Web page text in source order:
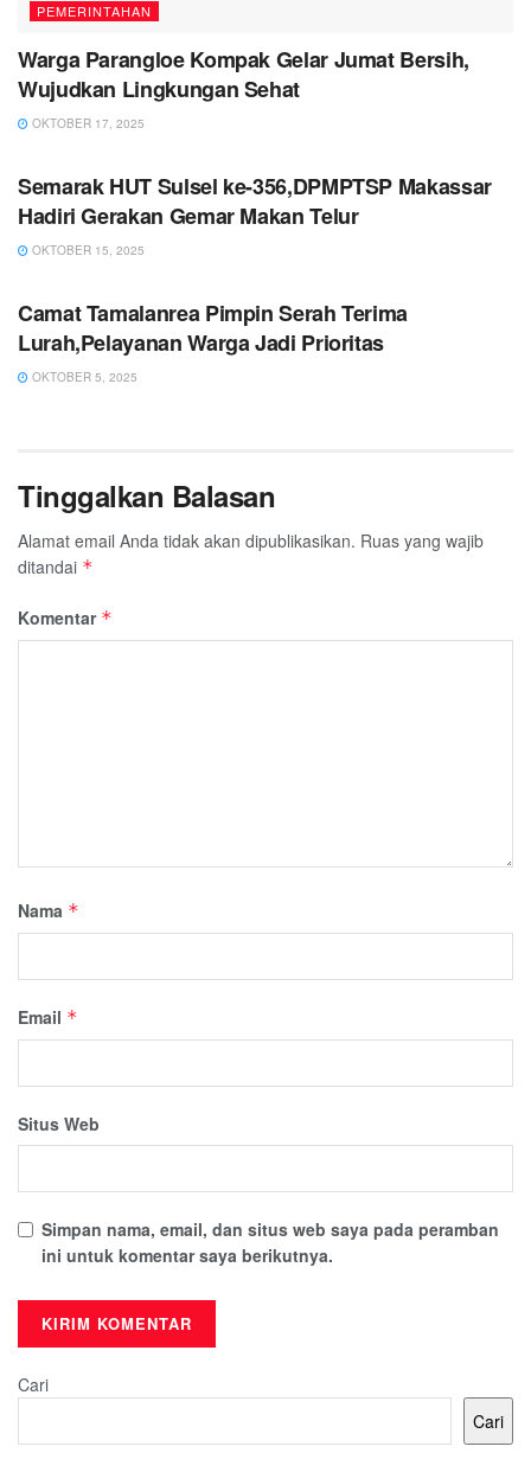
PEMERINTAHAN
Warga Parangloe Kompak Gelar Jumat Bersih,
Wujudkan Lingkungan Sehat
OKTOBER 17, 2025
Semarak HUT Sulsel ke-356,DPMPTSP Makassar
Hadiri Gerakan Gemar Makan Telur
OKTOBER 15, 2025
Camat Tamalanrea Pimpin Serah Terima
Lurah,Pelayanan Warga Jadi Prioritas
OKTOBER 5, 2025
Tinggalkan Balasan
Alamat email Anda tidak akan dipublikasikan. Ruas yang wajib
ditandai *
Komentar *
Nama *
Email *
Situs Web
Simpan nama, email, dan situs web saya pada peramban
ini untuk komentar saya berikutnya.
Cari
Cari